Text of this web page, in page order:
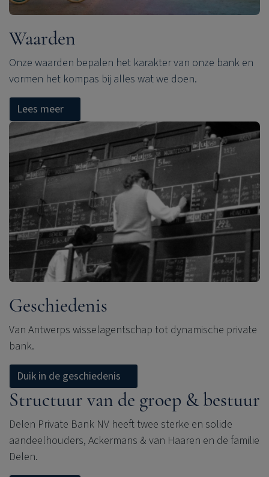
Waarden
Onze waarden bepalen het karakter van onze bank en
vormen het kompas bij alles wat we doen.
Lees meer
Geschiedenis
Van Antwerps wisselagentschap tot dynamische private
bank.
Duik in de geschiedenis
Structuur van de groep & bestuur
Delen Private Bank NV heeft twee sterke en solide
aandeelhouders, Ackermans & van Haaren en de familie
Delen.